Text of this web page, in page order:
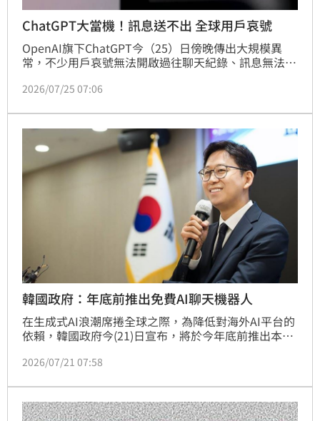
ChatGPT大當機！訊息送不出 全球用戶哀號
OpenAI旗下ChatGPT今（25）日傍晚傳出大規模異
常，不少用戶哀號無法開啟過往聊天紀錄、訊息無法送
正在修復，詳細故障原因有待進一步釐清。
2026/07/25 07:06
韓國政府：年底前推出免費AI聊天機器人
在生成式AI浪潮席捲全球之際，為降低對海外AI平台的
依賴，韓國政府今(21)日宣布，將於今年底前推出本土
AI代理人（AI Agent），希望打造自主AI生態系，提升
2026/07/21 07:58